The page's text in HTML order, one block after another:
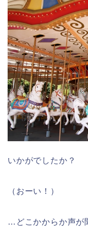
いかがでしたか？
（おーい！）
…どこかからか声が